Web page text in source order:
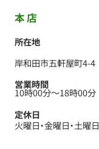
本店
所在地
岸和田市五軒屋町4-4
営業時間
10時00分〜18時00分
定休日
火曜日 金曜日 土曜日